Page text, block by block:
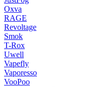
Oxva
RAGE
Revoltage
Smok
T-Rox
Uwell
Vapefly
Vaporesso
VooPoo